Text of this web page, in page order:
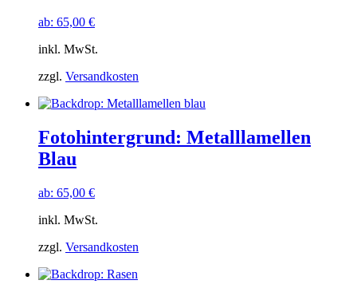
ab: 65,00 €
inkl. MwSt.
zzgl. Versandkosten
Fotohintergrund: Metalllamellen
Blau
ab: 65,00 €
inkl. MwSt.
zzgl. Versandkosten